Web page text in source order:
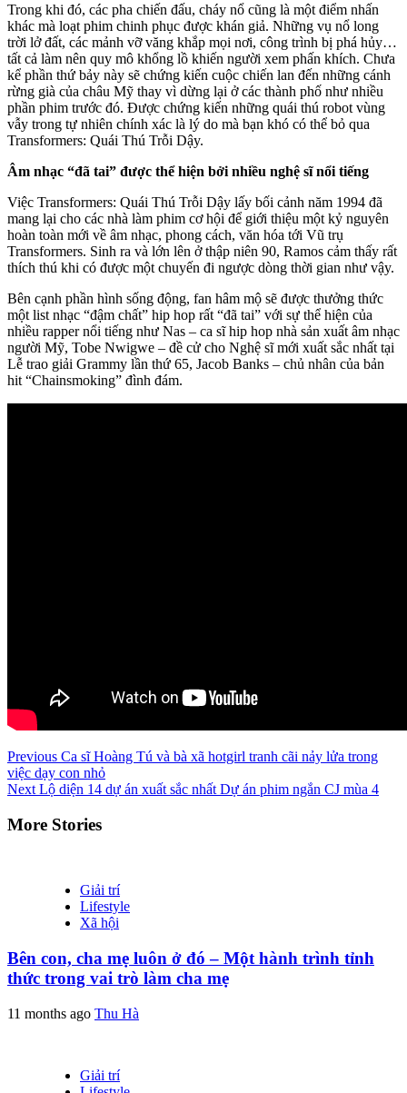
Trong khi đó, các pha chiến đấu, cháy nổ cũng là một điểm nhấn
khác mà loạt phim chinh phục được khán giả. Những vụ nổ long
trời lở đất, các mảnh vỡ văng khắp mọi nơi, công trình bị phá hủy…
tất cả làm nên quy mô khổng lồ khiến người xem phấn khích. Chưa
kể phần thứ bảy này sẽ chứng kiến cuộc chiến lan đến những cánh
rừng già của châu Mỹ thay vì dừng lại ở các thành phố như nhiều
phần phim trước đó. Được chứng kiến những quái thú robot vùng
vẫy trong tự nhiên chính xác là lý do mà bạn khó có thể bỏ qua
Transformers: Quái Thú Trỗi Dậy.
Âm nhạc “đã tai” được thể hiện bởi nhiều nghệ sĩ nổi tiếng
Việc Transformers: Quái Thú Trỗi Dậy lấy bối cảnh năm 1994 đã
mang lại cho các nhà làm phim cơ hội để giới thiệu một kỷ nguyên
hoàn toàn mới về âm nhạc, phong cách, văn hóa tới Vũ trụ
Transformers. Sinh ra và lớn lên ở thập niên 90, Ramos cảm thấy rất
thích thú khi có được một chuyến đi ngược dòng thời gian như vậy.
Bên cạnh phần hình sống động, fan hâm mộ sẽ được thưởng thức
một list nhạc “đậm chất” hip hop rất “đã tai” với sự thể hiện của
nhiều rapper nổi tiếng như Nas – ca sĩ hip hop nhà sản xuất âm nhạc
người Mỹ, Tobe Nwigwe – đề cử cho Nghệ sĩ mới xuất sắc nhất tại
Lễ trao giải Grammy lần thứ 65, Jacob Banks – chủ nhân của bản
hit “Chainsmoking” đình đám.
Continue
Reading
Previous Ca sĩ Hoàng Tú và bà xã hotgirl tranh cãi nảy lửa trong
việc dạy con nhỏ
Next Lộ diện 14 dự án xuất sắc nhất Dự án phim ngắn CJ mùa 4
More Stories
Giải trí
Lifestyle
Xã hội
Bên con, cha mẹ luôn ở đó – Một hành trình tỉnh
thức trong vai trò làm cha mẹ
11 months ago Thu Hà
Giải trí